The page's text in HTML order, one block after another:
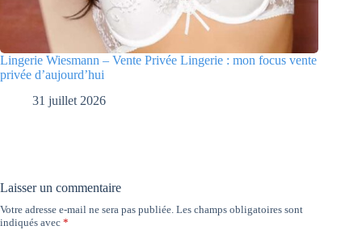
Lingerie Wiesmann – Vente Privée Lingerie : mon focus vente
privée d’aujourd’hui
31 juillet 2026
Laisser un commentaire
Votre adresse e-mail ne sera pas publiée. Les champs obligatoires sont
indiqués avec *